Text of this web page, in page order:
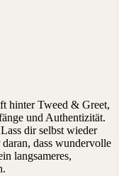
hinter Tweed & Greet,
und Authentizität.
dir selbst wieder
dass wundervolle
langsameres,